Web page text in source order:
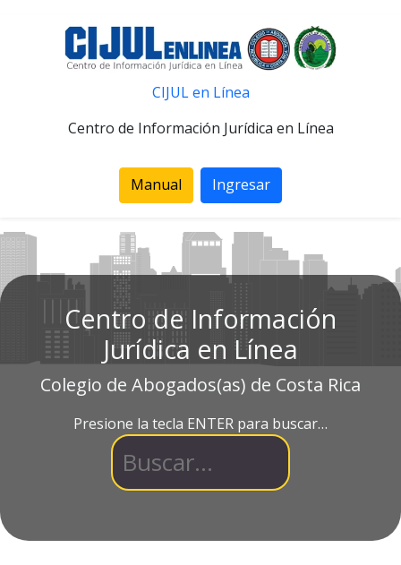
CIJUL en Línea
Centro de Información Jurídica en Línea
Manual Ingresar
Centro de Información
Jurídica en Línea
Colegio de Abogados(as) de Costa Rica
Presione la tecla ENTER para buscar…